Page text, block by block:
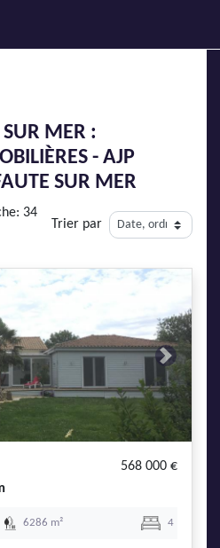
MER :
- AJP
SUR MER
34
Trier par
Next
568 000 €
6286 m² 4